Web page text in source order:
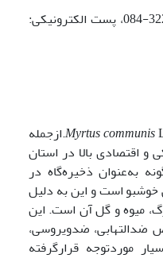
Myrtus communisL.ازجمله
و اقتصادی بالا در استان
به‌عنوان ذخیره‌گاه در
است و این به دلیل
میوه و گل آن است. این
ضدویروسی،
موردتوجه قرارگرفته